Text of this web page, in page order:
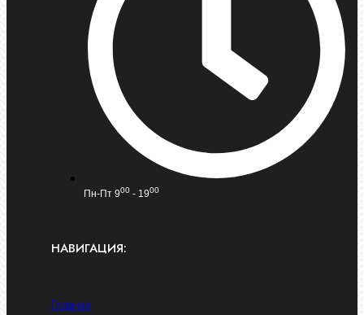
Пн-Пт 900 - 1900
НАВИГАЦИЯ:
Главная